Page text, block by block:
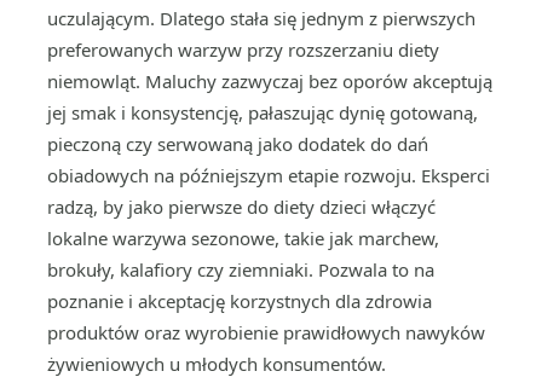
uczulającym. Dlatego stała się jednym z pierwszych
preferowanych warzyw przy rozszerzaniu diety
niemowląt. Maluchy zazwyczaj bez oporów akceptują
jej smak i konsystencję, pałaszując dynię gotowaną,
pieczoną czy serwowaną jako dodatek do dań
obiadowych na późniejszym etapie rozwoju. Eksperci
radzą, by jako pierwsze do diety dzieci włączyć
lokalne warzywa sezonowe, takie jak marchew,
brokuły, kalafiory czy ziemniaki. Pozwala to na
poznanie i akceptację korzystnych dla zdrowia
produktów oraz wyrobienie prawidłowych nawyków
żywieniowych u młodych konsumentów.